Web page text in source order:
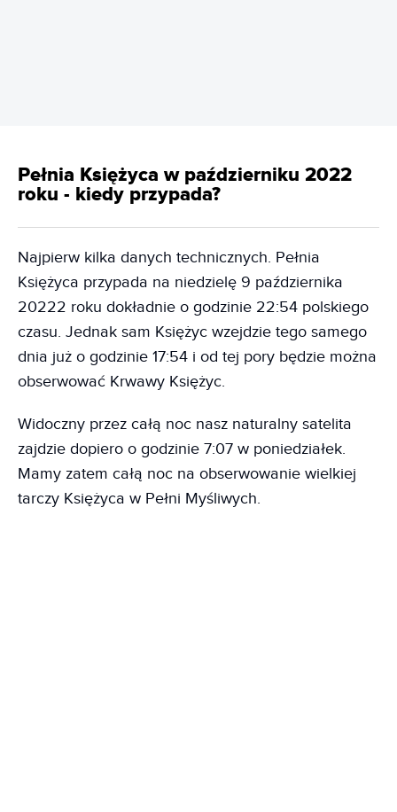
Pełnia Księżyca w październiku 2022
roku - kiedy przypada?
Najpierw kilka danych technicznych. Pełnia
Księżyca przypada na niedzielę 9 października
20222 roku dokładnie o godzinie 22:54 polskiego
czasu. Jednak sam Księżyc wzejdzie tego samego
dnia już o godzinie 17:54 i od tej pory będzie można
obserwować Krwawy Księżyc.
Widoczny przez całą noc nasz naturalny satelita
zajdzie dopiero o godzinie 7:07 w poniedziałek.
Mamy zatem całą noc na obserwowanie wielkiej
tarczy Księżyca w Pełni Myśliwych.